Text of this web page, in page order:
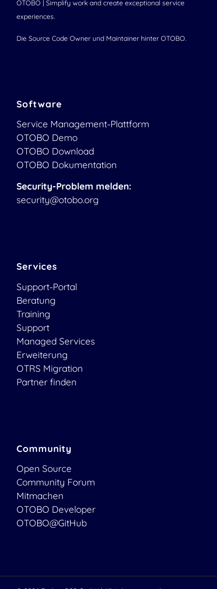
OTOBO | Simplify work and create exceptional service
experiences.
Die Source Code Owner und Maintainer hinter OTOBO.
Software
Service Management-Plattform
OTOBO Demo
OTOBO Download
OTOBO Dokumentation
Security-Problem melden:
security@otobo.org
Services
Support-Portal
Beratung
Training
Support
Managed Services
Erweiterung
OTRS Migration
Partner finden
Community
Open Source
Community Forum
Mitmachen
OTOBO Developer
OTOBO@GitHub